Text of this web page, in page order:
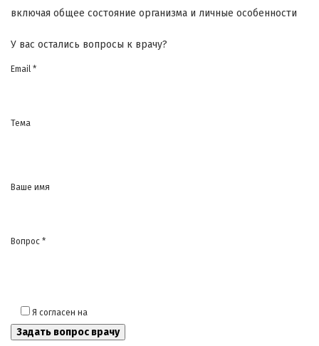
включая общее состояние организма и личные особенности
У вас остались вопросы к врачу?
Email *
Тема
Ваше имя
Вопрос *
Я согласен на